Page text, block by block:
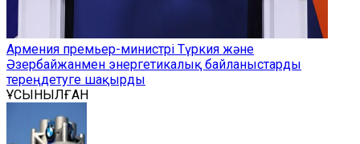
Армения премьер-министрі Түркия және
Әзербайжанмен энергетикалық байланыстарды
тереңдетуге шақырды
ҰСЫНЫЛҒАН